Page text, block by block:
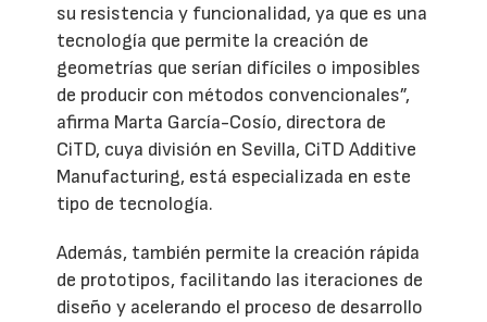
su resistencia y funcionalidad, ya que es una
tecnología que permite la creación de
geometrías que serían difíciles o imposibles
de producir con métodos convencionales”,
afirma Marta García-Cosío, directora de
CiTD, cuya división en Sevilla, CiTD Additive
Manufacturing, está especializada en este
tipo de tecnología.
Además, también permite la creación rápida
de prototipos, facilitando las iteraciones de
diseño y acelerando el proceso de desarrollo